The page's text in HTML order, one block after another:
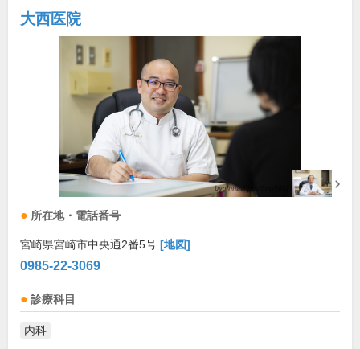
大西医院
所在地・電話番号
宮崎県宮崎市中央通2番5号 [地図]
0985-22-3069
診療科目
内科